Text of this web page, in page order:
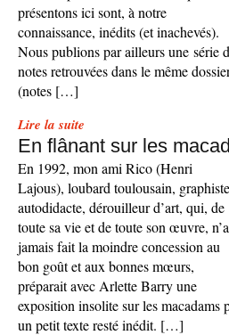
présentons ici sont, à notre
connaissance, inédits (et inachevés).
Nous publions par ailleurs une série
notes retrouvées dans le même
(notes […]
Lire la suite
En flânant sur les
En 1992, mon ami Rico (Henri
Lajous), loubard toulousain, graphiste
autodidacte, dérouilleur d’art, qui, de
toute sa vie et de toute son œuvre, n’a
jamais fait la moindre concession au
bon goût et aux bonnes mœurs,
préparait avec Arlette Barry une
exposition insolite sur les macadams
un petit texte resté inédit. […]